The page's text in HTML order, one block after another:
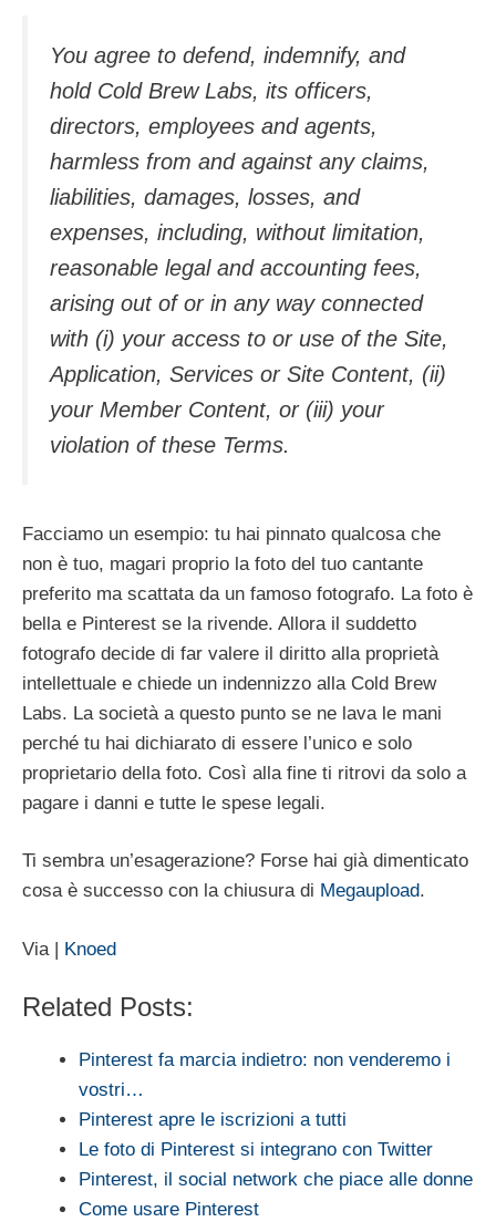
You agree to defend, indemnify, and
hold Cold Brew Labs, its officers,
directors, employees and agents,
harmless from and against any claims,
liabilities, damages, losses, and
expenses, including, without limitation,
reasonable legal and accounting fees,
arising out of or in any way connected
with (i) your access to or use of the Site,
Application, Services or Site Content, (ii)
your Member Content, or (iii) your
violation of these Terms.
Facciamo un esempio: tu hai pinnato qualcosa che
non è tuo, magari proprio la foto del tuo cantante
preferito ma scattata da un famoso fotografo. La foto è
bella e Pinterest se la rivende. Allora il suddetto
fotografo decide di far valere il diritto alla proprietà
intellettuale e chiede un indennizzo alla Cold Brew
Labs. La società a questo punto se ne lava le mani
perché tu hai dichiarato di essere l’unico e solo
proprietario della foto. Così alla fine ti ritrovi da solo a
pagare i danni e tutte le spese legali.
Ti sembra un’esagerazione? Forse hai già dimenticato
cosa è successo con la chiusura di Megaupload.
Via | Knoed
Related Posts:
Pinterest fa marcia indietro: non venderemo i
vostri…
Pinterest apre le iscrizioni a tutti
Le foto di Pinterest si integrano con Twitter
Pinterest, il social network che piace alle donne
Come usare Pinterest